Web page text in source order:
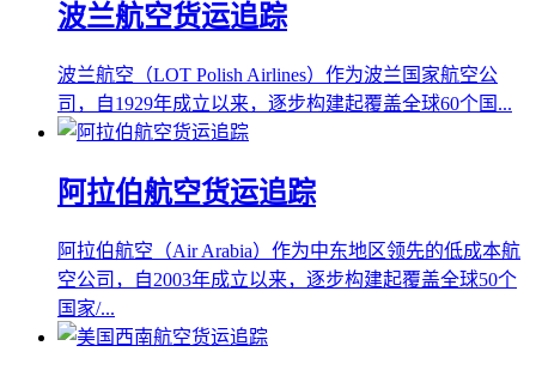
波兰航空货运追踪
波兰航空（LOT Polish Airlines）作为波兰国家航空公
司，自1929年成立以来，逐步构建起覆盖全球60个国...
阿拉伯航空货运追踪
阿拉伯航空（Air Arabia）作为中东地区领先的低成本航
空公司，自2003年成立以来，逐步构建起覆盖全球50个
国家/...